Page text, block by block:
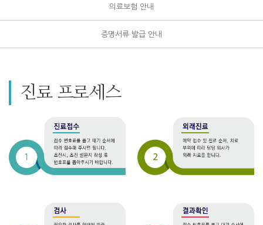
의료보험 안내
증명서류 발급 안내
진료 프로세스